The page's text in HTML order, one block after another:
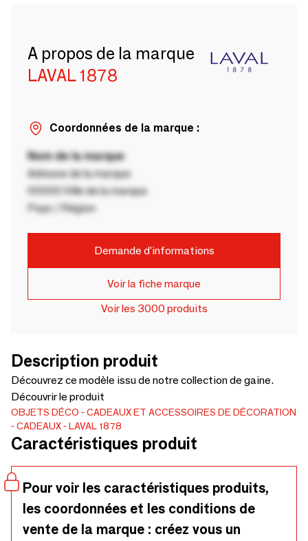
A propos de la marque
LAVAL 1878
Coordonnées de la marque :
Nom de la marque
Adresse de la marque
00000 Ville de la marque
Pays / Région
Demande d'informations
Voir la fiche marque
Voir les 3000 produits
Description produit
Découvrez ce modèle issu de notre collection de gaine.
Découvrir le produit
OBJETS DÉCO
CADEAUX ET ACCESSOIRES DE DÉCORATION
CADEAUX
LAVAL 1878
Caractéristiques produit
Pour voir les caractéristiques produits,
les coordonnées et les conditions de
vente de la marque : créez vous un